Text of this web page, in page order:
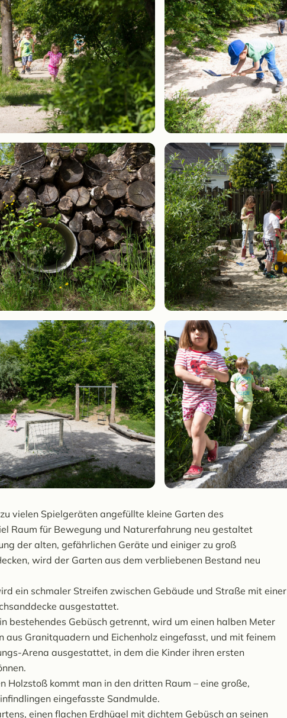
vielen Spielgeräten angefüllte kleine Garten des
Raum für Bewegung und Naturerfahrung neu gestaltet
der alten, gefährlichen Geräte und einiger zu groß
wird der Garten aus dem verbliebenen Bestand neu
ein schmaler Streifen zwischen Gebäude und Straße mit einer
ausgestattet.
bestehendes Gebüsch getrennt, wird um einen halben Meter
aus Granitquadern und Eichenholz eingefasst, und mit feinem
Arena ausgestattet, in dem die Kinder ihren ersten
Holzstoß kommt man in den dritten Raum – eine große,
eingefasste Sandmulde.
einen flachen Erdhügel mit dichtem Gebüsch an seinen